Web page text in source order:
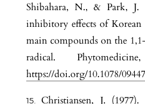
Shibahara, N., & Park,
inhibitory effects of
main compounds on the
radical.
https://doi.org/10.1078/
Christiansen, J.